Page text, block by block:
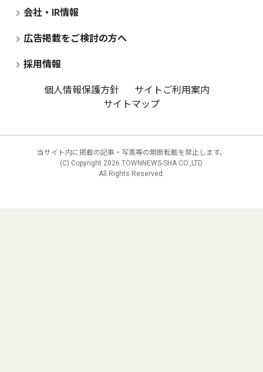
会社・IR情報
広告掲載をご検討の方へ
採用情報
個人情報保護方針
サイトご利用案内
サイトマップ
当サイト内に掲載の記事・写真等の無断転載を禁止します。
(C) Copyright 2026 TOWNNEWS-SHA CO.,LTD.
All Rights Reserved.